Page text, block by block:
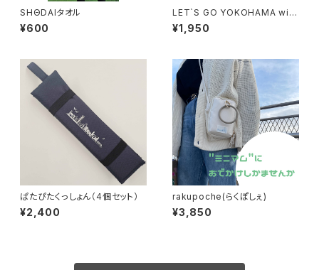
SHΘDAIタオル
¥600
LET`S GO YOKOHAMA with
ショウちゃん
¥1,950
ぱたぴたくっしょん（4個セット）
¥2,400
rakupoche(らくぽしぇ)
¥3,850